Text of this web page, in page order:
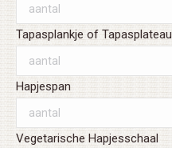
Tapasplankje of Tapasplateau
Hapjespan
Vegetarische Hapjesschaal